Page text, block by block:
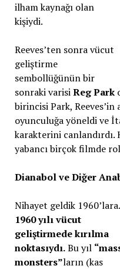
ilham kaynağı olan
kişiydi.
Reeves’ten sonra vücut
geliştirme
sembollüğünün bir
sonraki varisiReg Park
birincisi Park,
oyunculuğa yöneldi ve
karakterini canlandırdı.
yabancı birçok filmde
Dianabol ve Diğer
Nihayet geldik 1960’lara.
1960 yılı vücut
geliştirmede kırılma
noktasıydı.Bu yıl
monsters”ların (kas